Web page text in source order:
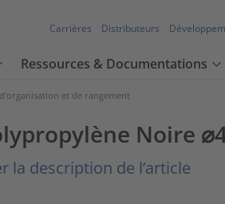
Carrières Distributeurs
Ressources & Documentations
et de rangement
Noire
la description de l’article